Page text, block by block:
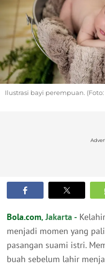
Ilustrasi bayi perempuan.
Bola.com, Jakarta -
menjadi momen yang
pasangan suami istri.
buah sebelum lahir